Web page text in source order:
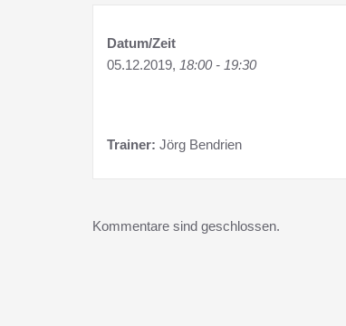
Datum/Zeit
05.12.2019, 18:00 - 19:30
Trainer: Jörg Bendrien
Kommentare sind geschlossen.